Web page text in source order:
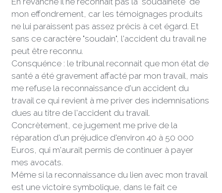
mon effondrement, car les témoignages produits
ne lui paraissent pas assez précis à cet égard. Et
sans ce caractère "soudain", l'accident du travail ne
peut être reconnu.
Consquénce : le tribunal reconnait que mon état de
santé a été gravement affacté par mon travail, mais
me refuse la reconnaissance d'un accident du
travail ce qui revient à me priver des indemnisations
dues au titre de l'accident du travail.
Concrètement, ce jugement me prive de la
réparation d'un préjudice d'environ 40 à 50 000
Euros, qui m'aurait permis de continuer à payer
mes avocats.
Même si la reconnaissance du lien avec mon travail
est une victoire symbolique, dans le fait ce